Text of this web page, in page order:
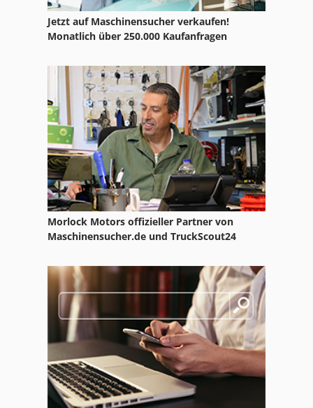
Bomag Bw 80 Ad
Bomag Bw 80 Ad 2
Bomag Bw 90
Bomag Bw 90 Ad
Bomag Bw 90 Ad 2
Jetzt auf Maschinensucher verkaufen!
Monatlich über 250.000 Kaufanfragen
Morlock Motors offizieller Partner von
Maschinensucher.de und TruckScout24